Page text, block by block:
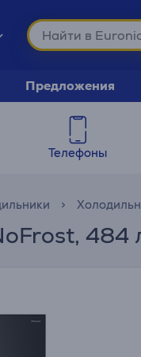
Предложения
Телефоны
484